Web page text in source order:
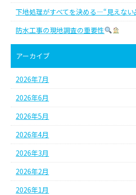
下地処理がすべてを決める―“見えない
防水工事の現地調査の重要性
アーカイブ
2026年7月
2026年6月
2026年5月
2026年4月
2026年3月
2026年2月
2026年1月